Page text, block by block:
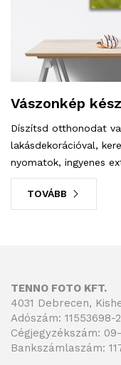
Vászonkép
Díszítsd otthonodat
lakásdekorációval,
nyomatok, ingyenes
TOVÁBB
TENNO FOTO KFT.
4031 Debrecen,
Adószám: 11553698-
Cégjegyzékszám:
Bankszámlaszám: